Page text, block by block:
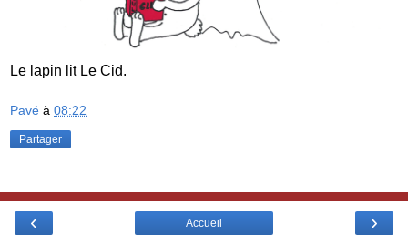
Le lapin lit Le Cid.
Pavé à 08:22
Partager
‹ ›
Accueil